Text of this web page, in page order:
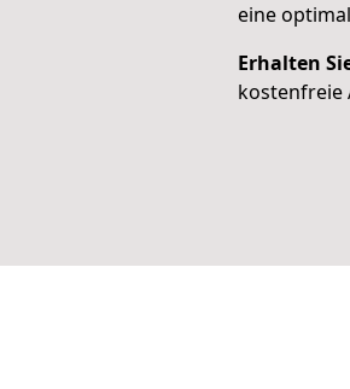
eine
Erhalten
kostenfreie